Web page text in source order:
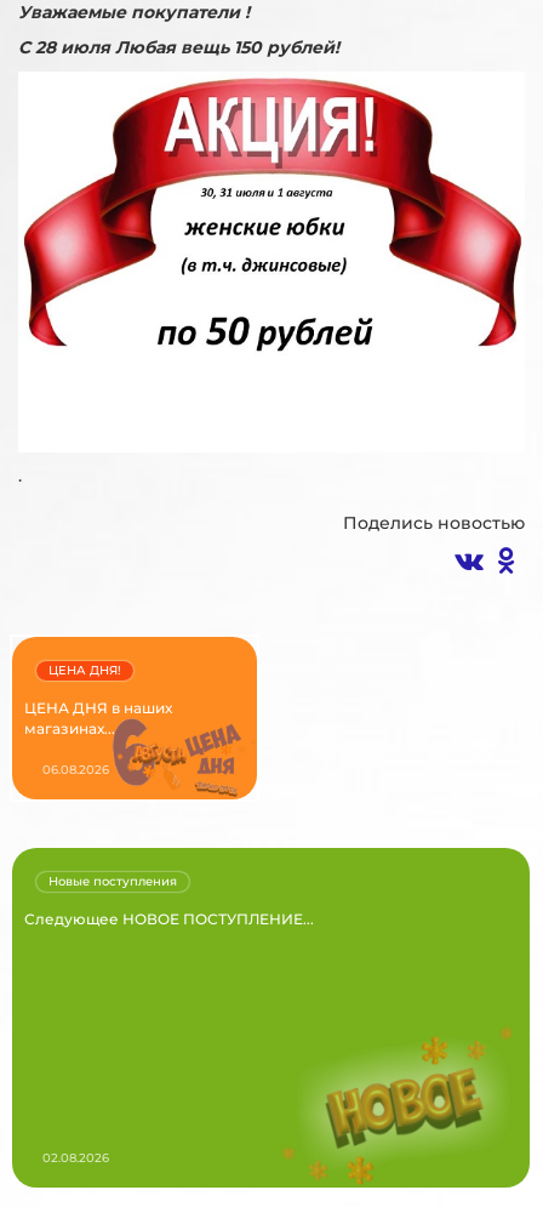
Уважаемые покупатели !
С 28 июля Любая вещь 150 рублей!
.
Поделись новостью
ЦЕНА ДНЯ в наших
магазинах...
ЦЕНА ДНЯ!
06.08.2026
Следующее НОВОЕ ПОСТУПЛЕНИЕ...
Новые поступления
02.08.2026